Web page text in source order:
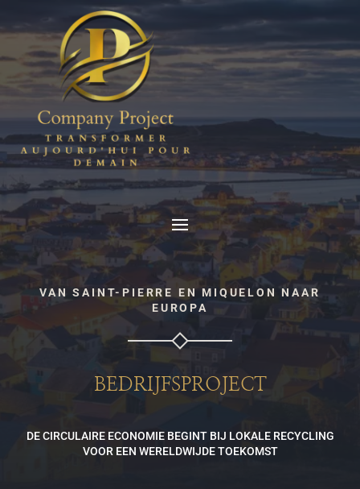
VAN SAINT-PIERRE EN MIQUELON NAAR
EUROPA
BEDRIJFSPROJECT
DE CIRCULAIRE ECONOMIE BEGINT BIJ LOKALE RECYCLING
VOOR EEN WERELDWIJDE TOEKOMST